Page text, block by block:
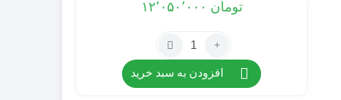
تومان
تعداد:
CLEAN-
UP
افزودن به سبد خرید